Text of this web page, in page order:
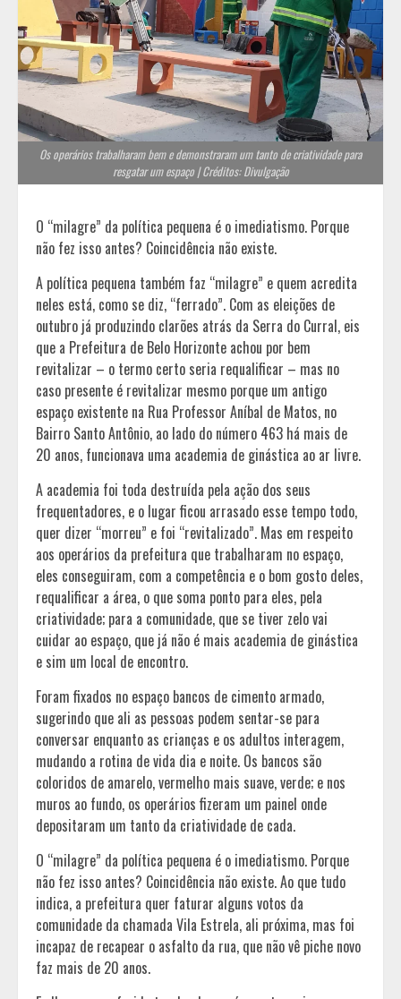
Os operários trabalharam bem e demonstraram um tanto de criatividade para
resgatar um espaço | Créditos: Divulgação
O “milagre” da política pequena é o imediatismo. Porque
não fez isso antes? Coincidência não existe.
A política pequena também faz “milagre” e quem acredita
neles está, como se diz, “ferrado”. Com as eleições de
outubro já produzindo clarões atrás da Serra do Curral, eis
que a Prefeitura de Belo Horizonte achou por bem
revitalizar – o termo certo seria requalificar – mas no
caso presente é revitalizar mesmo porque um antigo
espaço existente na Rua Professor Aníbal de Matos, no
Bairro Santo Antônio, ao lado do número 463 há mais de
20 anos, funcionava uma academia de ginástica ao ar livre.
A academia foi toda destruída pela ação dos seus
frequentadores, e o lugar ficou arrasado esse tempo todo,
quer dizer “morreu” e foi “revitalizado”. Mas em respeito
aos operários da prefeitura que trabalharam no espaço,
eles conseguiram, com a competência e o bom gosto deles,
requalificar a área, o que soma ponto para eles, pela
criatividade; para a comunidade, que se tiver zelo vai
cuidar ao espaço, que já não é mais academia de ginástica
e sim um local de encontro.
Foram fixados no espaço bancos de cimento armado,
sugerindo que ali as pessoas podem sentar-se para
conversar enquanto as crianças e os adultos interagem,
mudando a rotina de vida dia e noite. Os bancos são
coloridos de amarelo, vermelho mais suave, verde; e nos
muros ao fundo, os operários fizeram um painel onde
depositaram um tanto da criatividade de cada.
O “milagre” da política pequena é o imediatismo. Porque
não fez isso antes? Coincidência não existe. Ao que tudo
indica, a prefeitura quer faturar alguns votos da
comunidade da chamada Vila Estrela, ali próxima, mas foi
incapaz de recapear o asfalto da rua, que não vê piche novo
faz mais de 20 anos.